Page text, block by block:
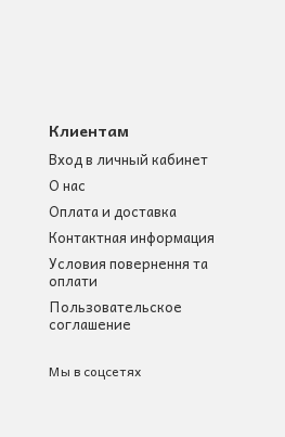
Клиентам
Вход в личный кабинет
О нас
Оплата и доставка
Контактная информация
Условия повернення та
оплати
Пользовательское
соглашение
Мы в соцсетях